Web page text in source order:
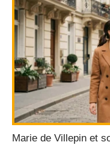
Marie de Villepin et